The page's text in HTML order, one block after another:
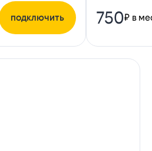
подключить 750₽ в